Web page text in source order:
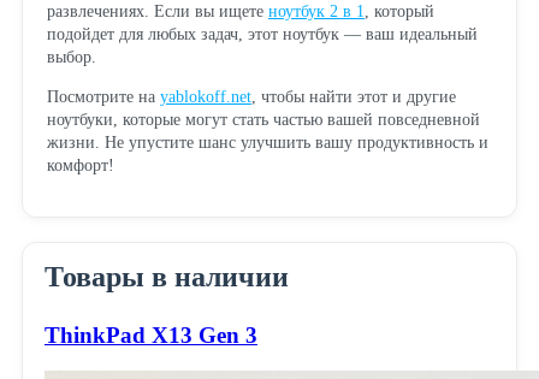
развлечениях. Если вы ищете ноутбук 2 в 1
, который
подойдет для любых задач, этот ноутбук — ваш идеальный
выбор.
Посмотрите на yablokoff.net, чтобы найти этот и другие
ноутбуки, которые могут стать частью вашей повседневной
жизни. Не упустите шанс улучшить вашу продуктивность и
комфорт!
Товары в наличии
ThinkPad X13 Gen 3